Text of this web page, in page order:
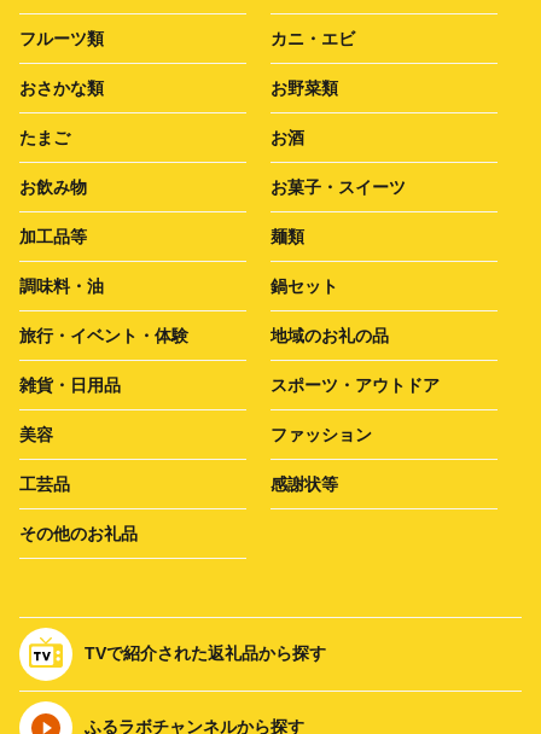
フルーツ類 カニ・エビ
おさかな類 お野菜類
たまご お酒
お飲み物 お菓子・スイーツ
加工品等 麺類
調味料・油 鍋セット
旅行・イベント・体験 地域のお礼の品
雑貨・日用品 スポーツ・アウトドア
美容 ファッション
工芸品 感謝状等
その他のお礼品
TVで紹介された返礼品から探す
ふるラボチャンネルから探す